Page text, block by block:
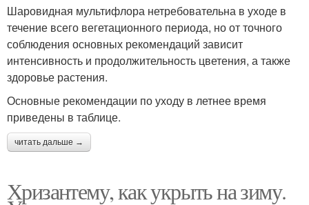
Шаровидная мультифлора нетребовательна в уходе в
течение всего вегетационного периода, но от точного
соблюдения основных рекомендаций зависит
интенсивность и продолжительность цветения, а также
здоровье растения.
Основные рекомендации по уходу в летнее время
приведены в таблице.
читать дальше →
Хризантему, как укрыть на зиму.